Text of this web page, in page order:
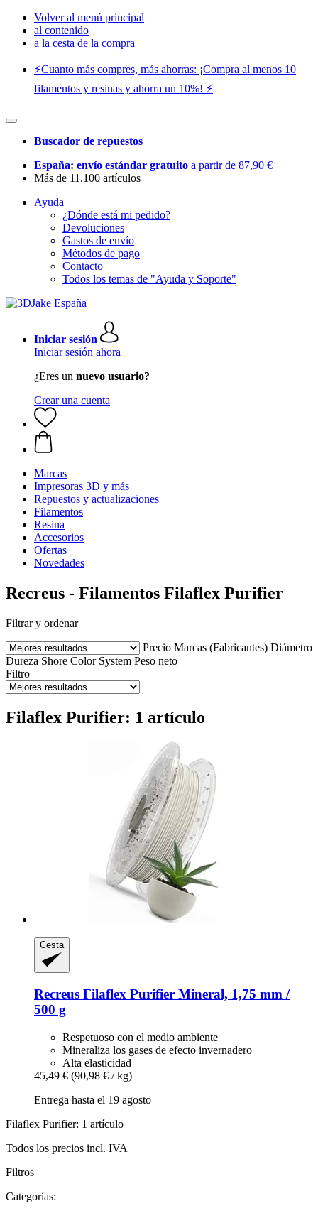
Volver al menú principal
al contenido
a la cesta de la compra
⚡️Cuanto más compres, más ahorras: ¡Compra al menos 10
filamentos y resinas y ahorra un 10%! ⚡️
Buscador de repuestos
España: envío estándar gratuito a partir de 87,90 €
Más de 11.100 artículos
Ayuda
¿Dónde está mi pedido?
Devoluciones
Gastos de envío
Métodos de pago
Contacto
Todos los temas de "Ayuda y Soporte"
Iniciar sesión
Iniciar sesión ahora
¿Eres un nuevo usuario?
Crear una cuenta
Marcas
Impresoras 3D y más
Repuestos y actualizaciones
Filamentos
Resina
Accesorios
Ofertas
Novedades
Recreus - Filamentos Filaflex Purifier
Filtrar y ordenar
Precio Marcas (Fabricantes) Diámetro
Dureza Shore Color System Peso neto
Filtro
Filaflex Purifier: 1 artículo
Cesta
Recreus Filaflex Purifier Mineral, 1,75 mm /
500 g
Respetuoso con el medio ambiente
Mineraliza los gases de efecto invernadero
Alta elasticidad
45,49 € (90,98 € / kg)
Entrega hasta el 19 agosto
Filaflex Purifier: 1 artículo
Todos los precios incl. IVA
Filtros
Categorías: